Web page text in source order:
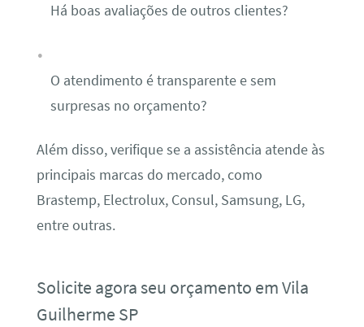
Há boas avaliações de outros clientes?
O atendimento é transparente e sem
surpresas no orçamento?
Além disso, verifique se a assistência atende às
principais marcas do mercado, como
Brastemp, Electrolux, Consul, Samsung, LG,
entre outras.
Solicite agora seu orçamento em Vila
Guilherme SP